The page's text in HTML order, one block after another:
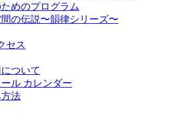
めのプログラム
の伝説〜韻律シリーズ〜
セス
ついて
ル カレンダー
法